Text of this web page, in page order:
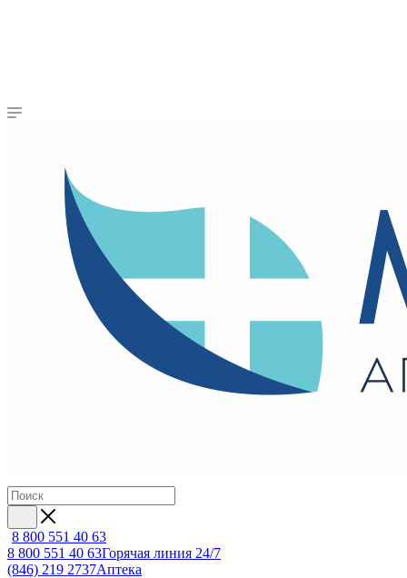
8 800 551 40 63
8 800 551 40 63Горячая линия 24/7
(846) 219 2737Аптека